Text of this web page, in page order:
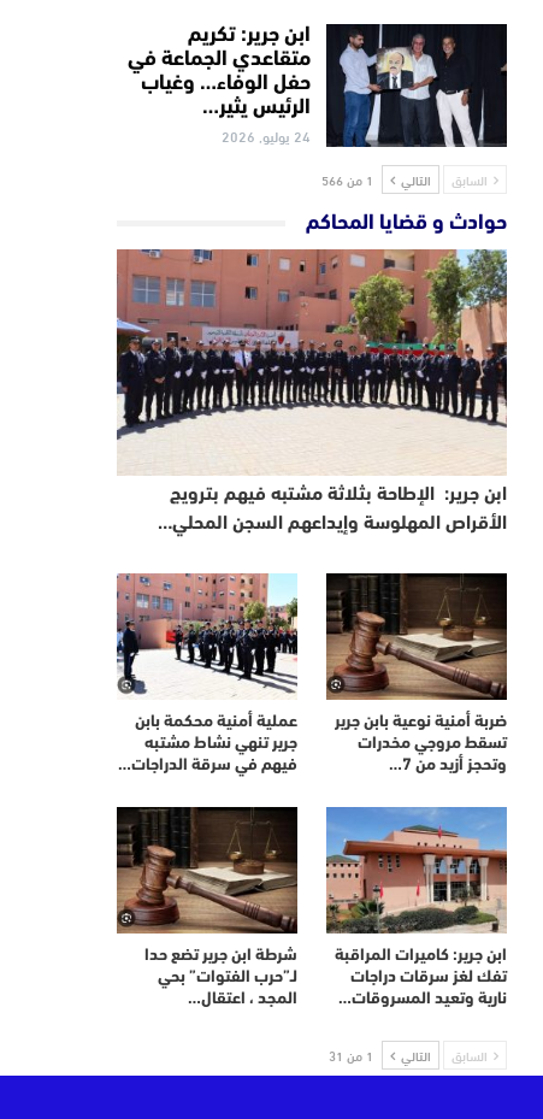
ابن جرير: تكريم
متقاعدي الجماعة في
حفل الوفاء… وغياب
الرئيس يثير…
24 يوليو, 2026
السابق التالي 1 من 566
حوادث و قضايا المحاكم
ابن جرير: الإطاحة بثلاثة مشتبه فيهم بترويج
الأقراص المهلوسة وإيداعهم السجن المحلي…
ضربة أمنية نوعية بابن جرير
تسقط مروجي مخدرات
وتحجز أزيد من 7…
عملية أمنية محكمة بابن
جرير تنهي نشاط مشتبه
فيهم في سرقة الدراجات…
ابن جرير: كاميرات المراقبة
تفك لغز سرقات دراجات
نارية وتعيد المسروقات…
شرطة ابن جرير تضع حدا
لـ”حرب الفتوات” بحي
المجد ، اعتقال…
السابق التالي 1 من 31